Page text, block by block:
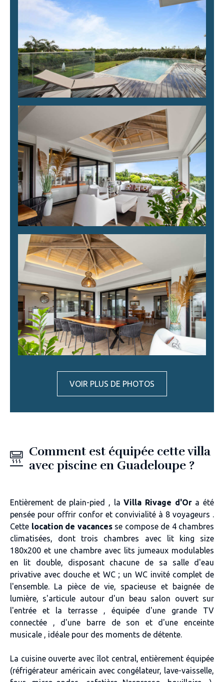
VOIR PLUS DE PHOTOS
Comment est équipée cette villa
avec piscine en Guadeloupe ?
Entièrement de plain-pied , la Villa Rivage d'Ora été
pensée pour offrir confor et convivialité à 8 voyageurs .
Cette location de vacances se compose de 4 chambres
climatisées, dont trois chambres avec lit king size
180x200 et une chambre avec lits jumeaux modulables
en lit double, disposant chacune de sa salle d'eau
privative avec douche et WC ; un WC invité complet de
l'ensemble. La pièce de vie, spacieuse et baignée de
lumière, s'articule autour d'un beau salon ouvert sur
l'entrée et la terrasse , équipée d'une grande TV
connectée , d'une barre de son et d'une enceinte
musicale , idéale pour des moments de détente.
La cuisine ouverte avec îlot central, entièrement équipée
(réfrigérateur américain avec congélateur, lave-vaisselle,